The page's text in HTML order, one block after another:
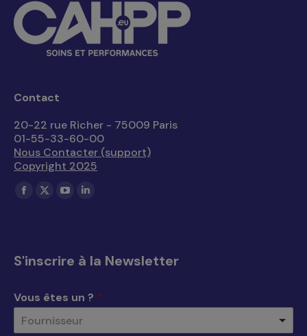
Contact
20-22 rue Richer - 75009 Paris
01-55-33-60-00
Nous Contacter (support)
Copyright 2025
Trouvez nous sur :
La
dans
nouvelle
fenêtre
La
dans
nouvelle
fenêtre
La
dans
nouvelle
fenêtre
La
dans
nouvelle
S'inscrire à la Newsletter
Vous êtes un ? *
Fournisseur